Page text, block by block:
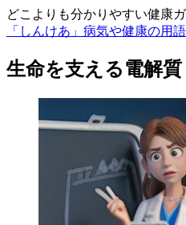
どこよりも分かりやすい健康
「しんけあ」病気や健康の用
生命を支える電解